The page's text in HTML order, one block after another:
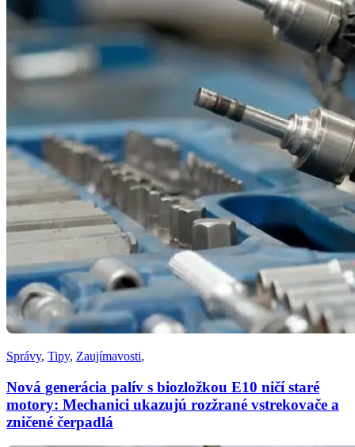
Správy, Tipy, Zaujímavosti,
Nová generácia palív s biozložkou E10 ničí staré
motory: Mechanici ukazujú rozžrané vstrekovače a
zničené čerpadlá